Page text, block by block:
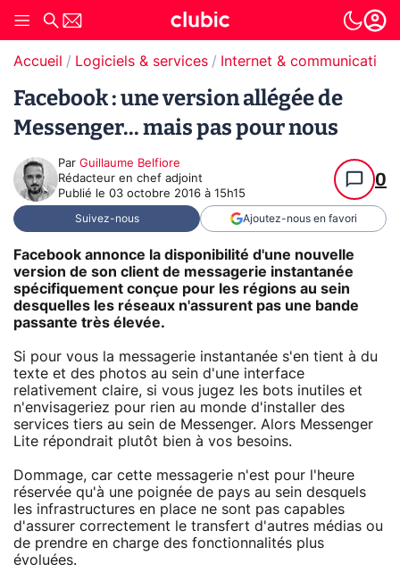
Accueil Logiciels & services Internet & communication
Facebook : une version allégée de
Messenger... mais pas pour nous
Par Guillaume Belfiore
Rédacteur en chef adjoint
Publié le 03 octobre 2016 à 15h15
0
Suivez-nous Ajoutez-nous en favori
Facebook annonce la disponibilité d'une nouvelle
version de son client de messagerie instantanée
spécifiquement conçue pour les régions au sein
desquelles les réseaux n'assurent pas une bande
passante très élevée.
Si pour vous la messagerie instantanée s'en tient à du
texte et des photos au sein d'une interface
relativement claire, si vous jugez les bots inutiles et
n'envisageriez pour rien au monde d'installer des
services tiers au sein de Messenger. Alors Messenger
Lite répondrait plutôt bien à vos besoins.
Dommage, car cette messagerie n'est pour l'heure
réservée qu'à une poignée de pays au sein desquels
les infrastructures en place ne sont pas capables
d'assurer correctement le transfert d'autres médias ou
de prendre en charge des fonctionnalités plus
évoluées.